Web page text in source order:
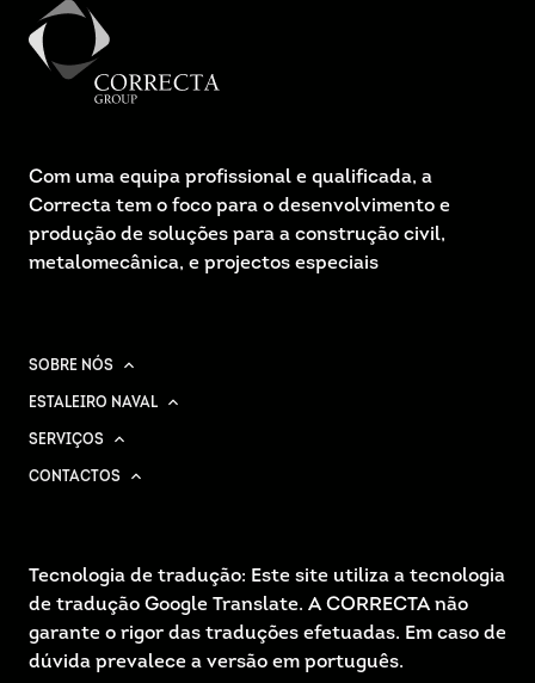
Com uma equipa profissional e qualificada, a
Correcta tem o foco para o desenvolvimento e
produção de soluções para a construção civil,
metalomecânica, e projectos especiais
SOBRE NÓS
ESTALEIRO NAVAL
SERVIÇOS
CONTACTOS
Tecnologia de tradução: Este site utiliza a tecnologia
de tradução Google Translate. A CORRECTA não
garante o rigor das traduções efetuadas. Em caso de
dúvida prevalece a versão em português.